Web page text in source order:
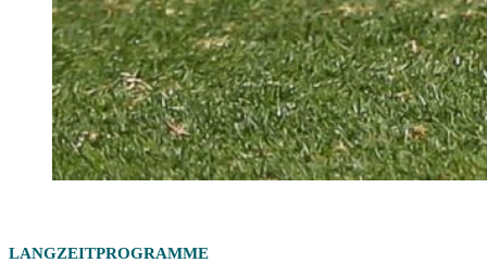
LANGZEITPROGRAMME